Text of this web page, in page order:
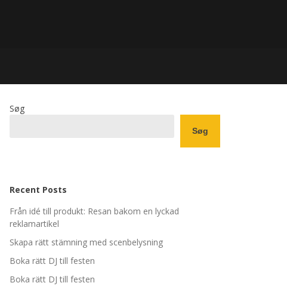
Søg
Søg
Recent Posts
Från idé till produkt: Resan bakom en lyckad
reklamartikel
Skapa rätt stämning med scenbelysning
Boka rätt DJ till festen
Boka rätt DJ till festen